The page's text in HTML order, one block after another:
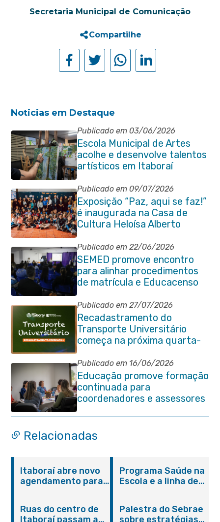
Secretaria Municipal de Comunicação
Compartilhe
Noticias em Destaque
Publicado em 03/06/2026
Escola Municipal de Artes
acolhe e desenvolve talentos
artísticos em Itaboraí
Publicado em 09/07/2026
Exposição “Paz, aqui se faz!”
é inaugurada na Casa de
Cultura Heloísa Alberto
Torres
Publicado em 22/06/2026
SEMED promove encontro
para alinhar procedimentos
de matrícula e Educacenso
2026
Publicado em 27/07/2026
Recadastramento do
Transporte Universitário
começa na próxima quarta-
feira (29/07)
Publicado em 16/06/2026
Educação promove formação
continuada para
coordenadores e assessores
escolares da rede municipal
Relacionadas
Itaboraí abre novo
agendamento para
Programa Saúde na
Escola e a linha de
promovem
Ruas do centro de
Itaboraí passam a
Palestra do Sebrae
sobre estratégias